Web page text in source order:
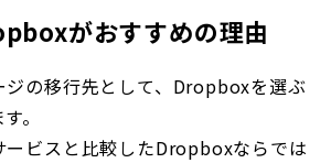
がおすすめの理由
ジの移行先として、Dropboxを選ぶ
。
ービスと比較したDropboxならでは